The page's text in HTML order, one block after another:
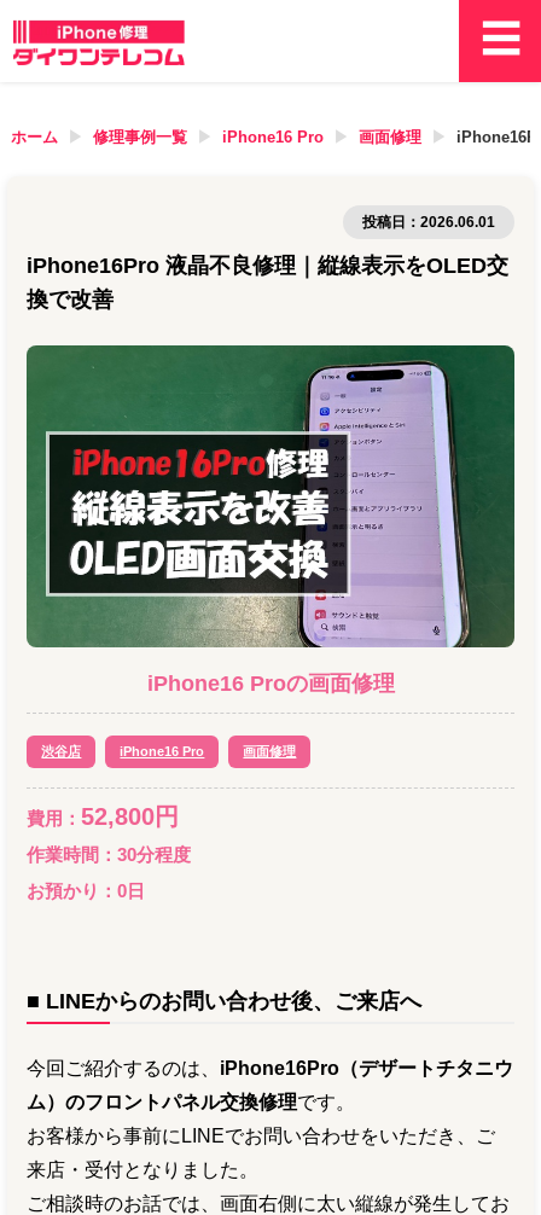
ホーム 修理事例一覧 iPhone16 Pro 画面修理
iPhone16Pro 液晶不良修理｜縦線表示をOLED交
換で改善
投稿日： 2026.06.01
iPhone16 Proの画面修理
渋谷店 iPhone16 Pro 画面修理
費用：52,800円
作業時間：30分程度
お預かり：0 日
■ LINEからのお問い合わせ後、ご来店へ
今回ご紹介するのは、 iPhone16Pro（デザートチタニウ
ム）のフロントパネル交換修理です。
お客様から事前にLINEでお問い合わせをいただき、ご
来店・受付となりました。
ご相談時のお話では、画面右側に太い縦線が発生してお